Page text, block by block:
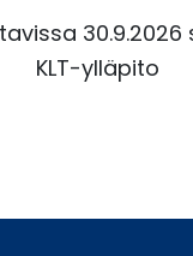
30.9.2026
KLT-ylläpito